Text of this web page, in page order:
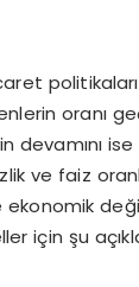
oranı
devamını
ve faiz
için şu